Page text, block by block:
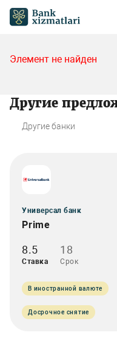
Элемент не найден
Другие
Другие банки
Универсал банк
Prime
8.5
Ставка
18
Срок
В иностранной валюте
Досрочное снятие